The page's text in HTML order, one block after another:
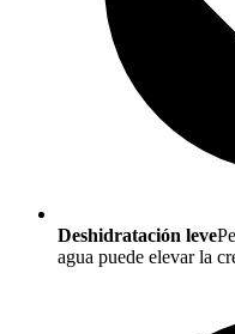
Deshidratación leve
agua puede elevar la